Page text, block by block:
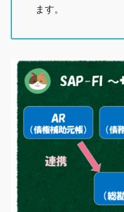
ます。